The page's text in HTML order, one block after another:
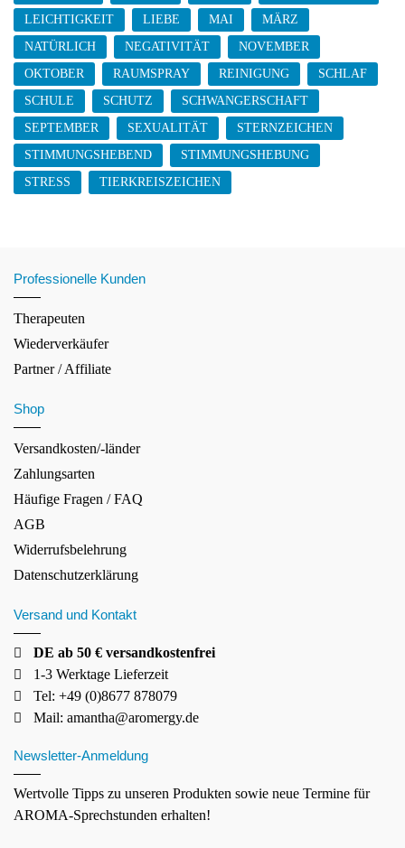
LEICHTIGKEIT
LIEBE MAI
MÄRZ
NATÜRLICH
NEGATIVITÄT
NOVEMBER
OKTOBER
RAUMSPRAY REINIGUNG
SCHLAF
SCHULE
SCHUTZ
SCHWANGERSCHAFT
SEPTEMBER
SEXUALITÄT
STERNZEICHEN
STIMMUNGSHEBEND
STIMMUNGSHEBUNG
STRESS
TIERKREISZEICHEN
Professionelle Kunden
Therapeuten
Wiederverkäufer
Partner / Affiliate
Shop
Versandkosten/-länder
Zahlungsarten
Häufige Fragen / FAQ
AGB
Widerrufsbelehrung
Datenschutzerklärung
Versand und Kontakt
DE ab 50 € versandkostenfrei
1-3 Werktage Lieferzeit
Tel: +49 (0)8677 878079
Mail: amantha@aromergy.de
Newsletter-Anmeldung
Wertvolle Tipps zu unseren Produkten sowie neue Termine für
AROMA-Sprechstunden erhalten!